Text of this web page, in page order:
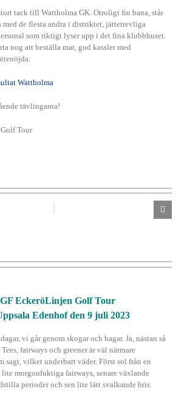
tack till Wattholma GK. Otroligt fin bana, står
de flesta andra i distriktet, jättetrevliga
som riktigt lyser upp i det fina klubbhuset.
nog att beställa mat, god kassler med
Wattholma
tävlingarna!
Tour
EckeröLinjen Golf Tour
Edenhof den 9 juli 2023
vi går genom skogar och hagar. Ja, nästan så
fairways och greener är väl närmare
sagt, vilket underbart väder. Först sol från en
morgonfuktiga fairways, senare växlande
perioder och sen lite lätt svalkande bris.